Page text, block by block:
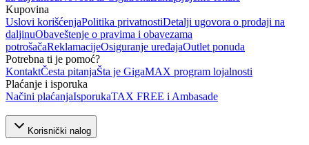
Kupovina
Uslovi korišćenjaPolitika privatnostiDetalji ugovora o prodaji na
daljinuObaveštenje o pravima i obavezama
potrošačaReklamacijeOsiguranje uređajaOutlet ponuda
Potrebna ti je pomoć?
KontaktČesta pitanjaŠta je GigaMAX program lojalnosti
Plaćanje i isporuka
Načini plaćanjaIsporukaTAX FREE i Ambasade
Korisnički nalog